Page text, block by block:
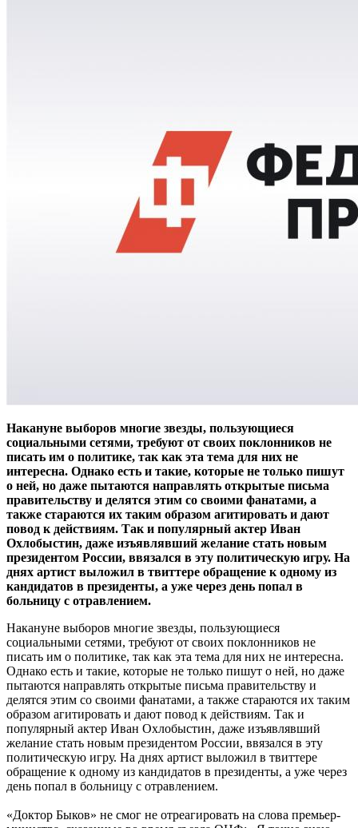
Накануне выборов многие звезды, пользующиеся
социальными сетями, требуют от своих поклонников не
писать им о политике, так как эта тема для них не
интересна. Однако есть и такие, которые не только пишут
о ней, но даже пытаются направлять открытые письма
правительству и делятся этим со своими фанатами, а
также стараются их таким образом агитировать и дают
повод к действиям. Так и популярный актер Иван
Охлобыстин, даже изъявлявший желание стать новым
президентом России, ввязался в эту политическую игру. На
днях артист выложил в твиттере обращение к одному из
кандидатов в президенты, а уже через день попал в
больницу с отравлением.
Накануне выборов многие звезды, пользующиеся
социальными сетями, требуют от своих поклонников не
писать им о политике, так как эта тема для них не интересна.
Однако есть и такие, которые не только пишут о ней, но даже
пытаются направлять открытые письма правительству и
делятся этим со своими фанатами, а также стараются их таким
образом агитировать и дают повод к действиям. Так и
популярный актер Иван Охлобыстин, даже изъявлявший
желание стать новым президентом России, ввязался в эту
политическую игру. На днях артист выложил в твиттере
обращение к одному из кандидатов в президенты, а уже через
день попал в больницу с отравлением.
«Доктор Быков» не смог не отреагировать на слова премьер-